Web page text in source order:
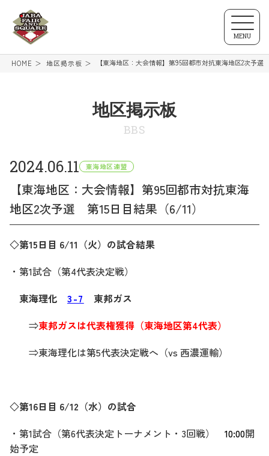
MENU
HOME 地区掲示板 【東海地区：大会情報】第95回都市対抗東海地区2次予
地区掲示板
BBS
2024.06.11 東海地区連盟
【東海地区：大会情報】第95回都市対抗東海
地区2次予選 第15日目結果（6/11）
◇第15日目 6/11 （火） の試合結果
・第1試合（第4代表決定戦）
東海理化 3-7
東邦ガス
⇒東邦ガスは代表権獲得（東海地区第4代表）
⇒東海理化は第5代表決定戦へ（vs 西濃運輸）
◇第16日目 6/12（水）の試合
・第1試合（第6代表決定トーナメント・3回戦） 10:00開
始予定